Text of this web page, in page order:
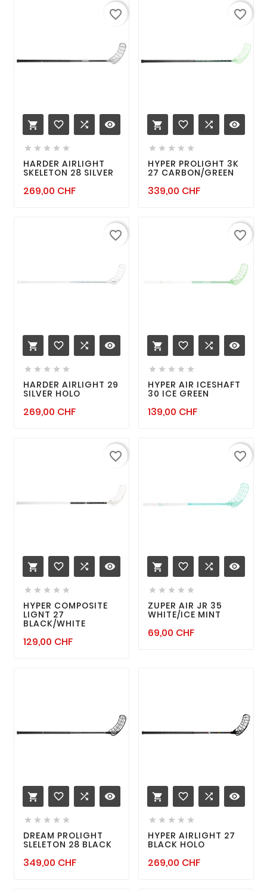
 favorite_border  remove_red_eye
    
HARDER AIRLIGHT
SKELETON 28 SILVER
269,00 CHFPrix
favorite_border
 favorite_border  remove_red_eye
    
HYPER PROLIGHT 3K
27 CARBON/GREEN
339,00 CHFPrix
favorite_border
 favorite_border  remove_red_eye
    
HARDER AIRLIGHT 29
SILVER HOLO
269,00 CHFPrix
favorite_border
 favorite_border  remove_red_eye
    
HYPER AIR ICESHAFT
30 ICE GREEN
139,00 CHFPrix
favorite_border
 favorite_border  remove_red_eye
    
HYPER COMPOSITE
LIGNT 27
BLACK/WHITE
129,00 CHFPrix
favorite_border
 favorite_border  remove_red_eye
    
ZUPER AIR JR 35
WHITE/ICE MINT
69,00 CHFPrix
favorite_border
 favorite_border  remove_red_eye
    
DREAM PROLIGHT
SLELETON 28 BLACK
349,00 CHFPrix
 favorite_border  remove_red_eye
    
HYPER AIRLIGHT 27
BLACK HOLO
269,00 CHFPrix